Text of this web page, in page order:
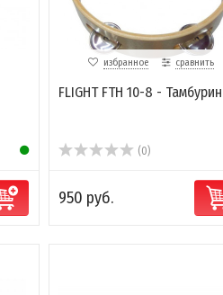
избранное сравнить
FLIGHT FTH 10-8 - Тамбурин
(0)
950 руб.